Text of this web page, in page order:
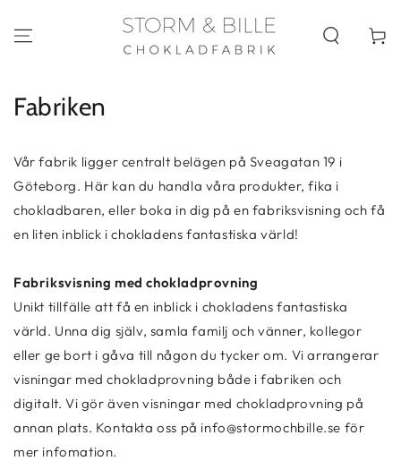
Fabriken
Vår fabrik ligger centralt belägen på Sveagatan 19 i
Göteborg. Här kan du handla våra produkter, fika i
chokladbaren, eller boka in dig på en fabriksvisning och få
en liten inblick i chokladens fantastiska värld!
Fabriksvisning med chokladprovning
Unikt tillfälle att få en inblick i chokladens fantastiska
värld. Unna dig själv, samla familj och vänner, kollegor
eller ge bort i gåva till någon du tycker om. Vi arrangerar
visningar med chokladprovning både i fabriken och
digitalt. Vi gör även visningar med chokladprovning på
annan plats. Kontakta oss på info@stormochbille.se för
mer infomation.